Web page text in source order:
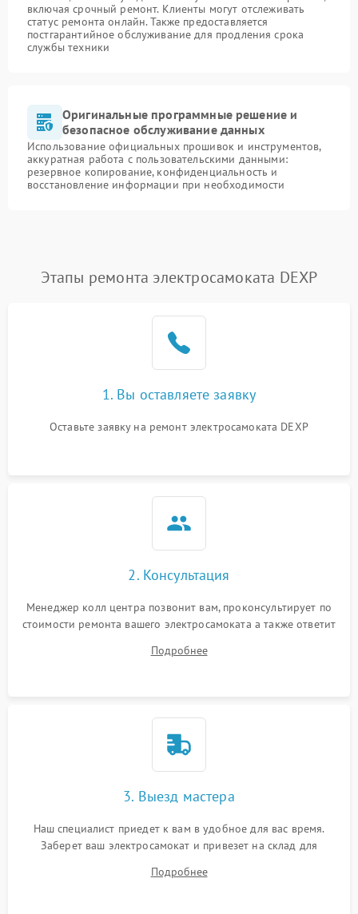
включая срочный ремонт. Клиенты могут отслеживать
статус ремонта онлайн. Также предоставляется
постгарантийное обслуживание для продления срока
службы техники
Оригинальные программные решение и
безопасное обслуживание данных
Использование официальных прошивок и инструментов,
аккуратная работа с пользовательскими данными:
резервное копирование, конфиденциальность и
восстановление информации при необходимости
Этапы ремонта электросамоката DEXP
1. Вы оставляете заявку
Оставьте заявку на ремонт электросамоката DEXP
2. Консультация
Менеджер колл центра позвонит вам, проконсультирует по
стоимости ремонта вашего электросамоката а также ответит
Подробнее
3. Выезд мастера
Наш специалист приедет к вам в удобное для вас время.
Заберет ваш электросамокат и привезет на склад для
Подробнее